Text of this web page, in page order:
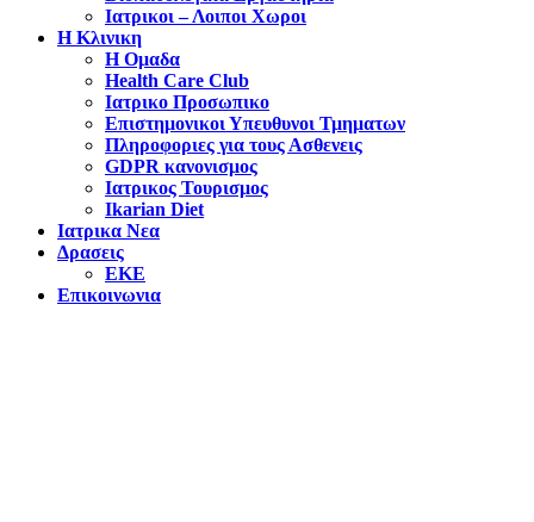
Ιατρικοι – Λοιποι Χωροι
Η Κλινικη
Η Ομαδα
Health Care Club
Ιατρικο Προσωπικο
Επιστημονικοι Υπευθυνοι Τμηματων
Πληροφοριες για τους Ασθενεις
GDPR κανονισμος
Ιατρικος Τουρισμος
Ikarian Diet
Ιατρικα Νεα
Δρασεις
ΕΚΕ
Επικοινωνια